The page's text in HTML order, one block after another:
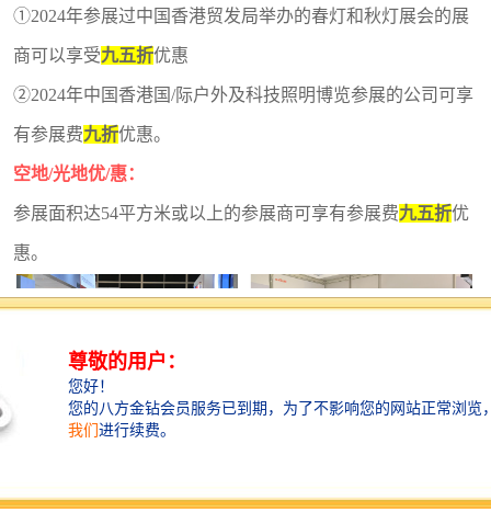
①2024年参展过中国香港贸发局举办的春灯和秋灯展会的展
商可以享受九五折优惠
②2024年中国香港国/际户外及科技照明博览参展的公司可享
有参展费九折优惠。
空地/光地优/惠：
参展面积达54平方米或以上的参展商可享有参展费九五折优
惠。